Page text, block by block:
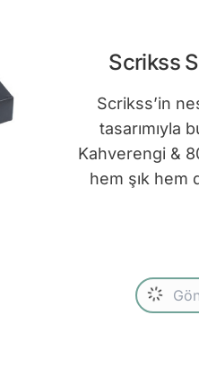
Scrikss
Scrikss’in
tasarımıyla
Kahverengi &
hem şık hem